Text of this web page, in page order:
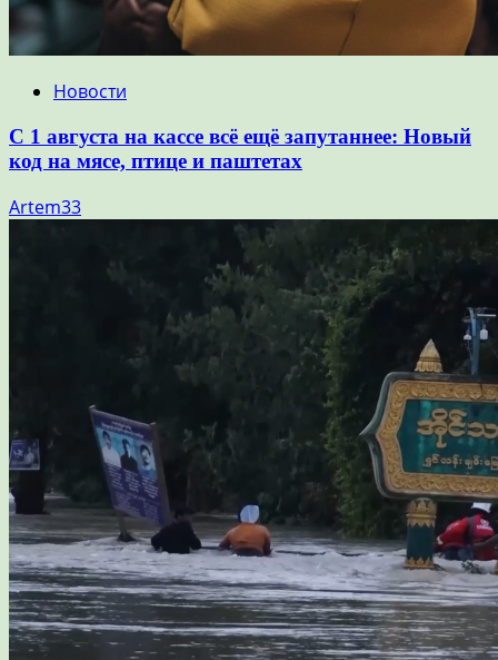
Новости
С 1 августа на кассе всё ещё запутаннее: Новый
код на мясе, птице и паштетах
Artem33